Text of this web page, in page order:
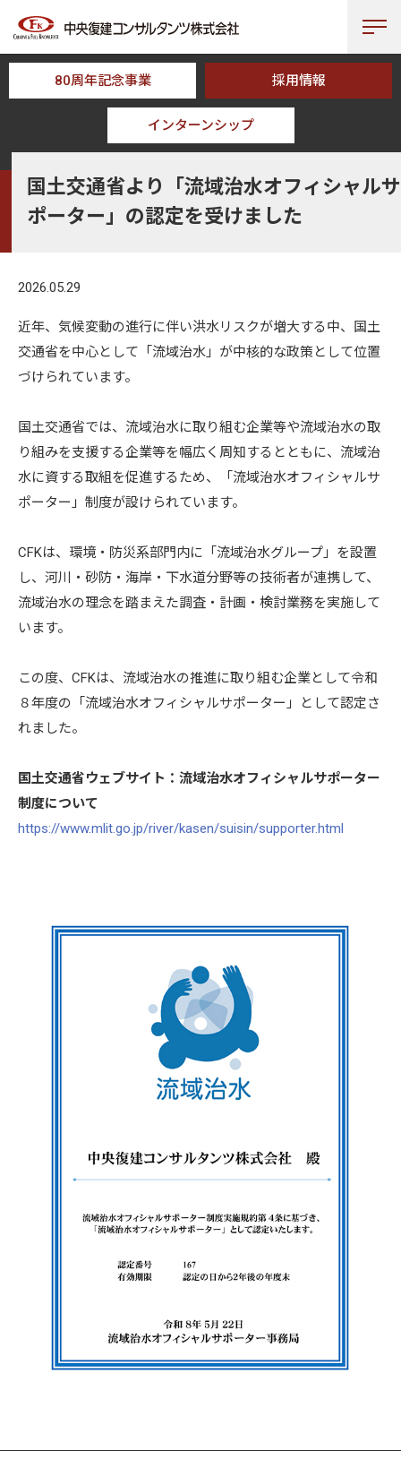
80周年記念事業 採用情報
インターンシップ
国土交通省より「流域治水オフィシャルサポーター」の
国土交通省より「流域治水オフィシャルサ
ポーター」の認定を受けました
2026.05.29
近年、気候変動の進行に伴い洪水リスクが増大する中、国土
交通省を中心として「流域治水」が中核的な政策として位置
づけられています。
国土交通省では、流域治水に取り組む企業等や流域治水の取
り組みを支援する企業等を幅広く周知するとともに、流域治
水に資する取組を促進するため、「流域治水オフィシャルサ
ポーター」制度が設けられています。
CFKは、環境・防災系部門内に「流域治水グループ」を設置
し、河川・砂防・海岸・下水道分野等の技術者が連携して、
流域治水の理念を踏まえた調査・計画・検討業務を実施して
います。
この度、CFKは、流域治水の推進に取り組む企業として令和
８年度の「流域治水オフィシャルサポーター」として認定さ
れました。
国土交通省ウェブサイト：流域治水オフィシャルサポーター
制度について
https://www.mlit.go.jp/river/kasen/suisin/supporter.html